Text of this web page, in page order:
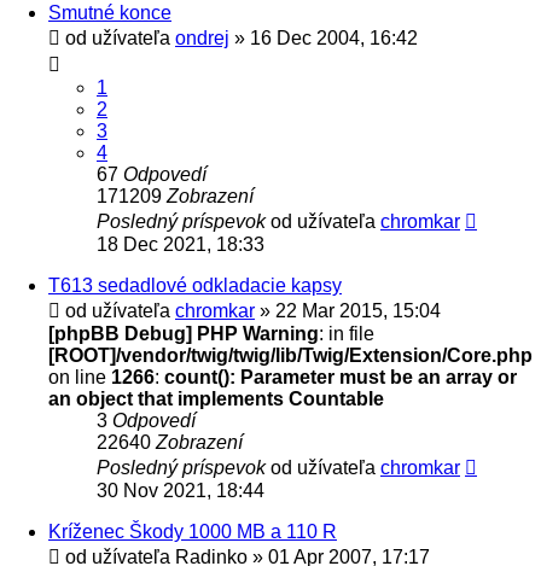
Smutné konce
od užívateľa ondrej » 16 Dec 2004, 16:42
1
2
3
4
67 Odpovedí
171209 Zobrazení
Posledný príspevokod užívateľa chromkar
18 Dec 2021, 18:33
T613 sedadlové odkladacie kapsy
od užívateľa chromkar » 22 Mar 2015, 15:04
[phpBB Debug] PHP Warning: in file
[ROOT]/vendor/twig/twig/lib/Twig/Extension/Core.php
on line 1266: count(): Parameter must be an array or
an object that implements Countable
3 Odpovedí
22640 Zobrazení
Posledný príspevokod užívateľa chromkar
30 Nov 2021, 18:44
Kríženec Škody 1000 MB a 110 R
od užívateľa Radinko » 01 Apr 2007, 17:17